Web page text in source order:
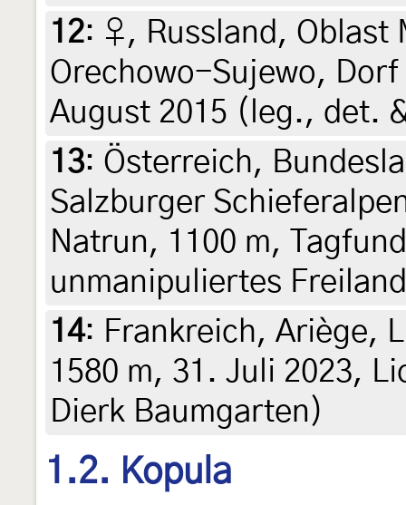
12: ♀, Russland, Oblast
Orechowo-Sujewo,
August 2015 (leg., det.
13: Österreich,
Salzburger
Natrun, 1100 m,
unmanipuliertes
14: Frankreich, Ariège,
1580 m, 31. Juli 2023,
Dierk Baumgarten)
1.2. Kopula